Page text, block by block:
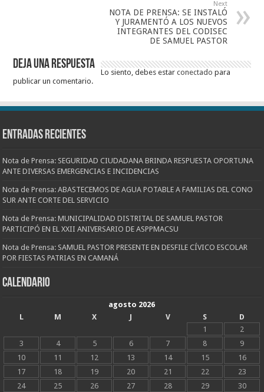
Next
NOTA DE PRENSA: SE INSTALÓ
Y JURAMENTÓ A LOS NUEVOS
INTEGRANTES DEL CODISEC
DE SAMUEL PASTOR
Deja una respuesta
Lo siento, debes estarconectado para
publicar un comentario.
Entradas recientes
Nota de Prensa: SEGURIDAD CIUDADANA BRINDA RESPUESTA OPORTUNA
ANTE DIVERSAS EMERGENCIAS E INCIDENCIAS
Nota de Prensa: ABASTECEMOS DE AGUA POTABLE A FAMILIAS DEL CONO
SUR ANTE CORTE DEL SERVICIO
Nota de Prensa: MUNICIPALIDAD DISTRITAL DE SAMUEL PASTOR
PARTICIPÓ EN EL XXII ANIVERSARIO DE ASPPMACSU
Nota de Prensa: SAMUEL PASTOR PRESENTE EN DESFILE CÍVICO ESCOLAR
POR FIESTAS PATRIAS EN CAMANÁ
CALENDARIO
agosto 2026
L
M X J V S
D
1
2
3
4 5 6 7 8
9
10
11 12 13 14 15
16
17
18 19 20 21 22
23
24
25 26 27 28 29 30